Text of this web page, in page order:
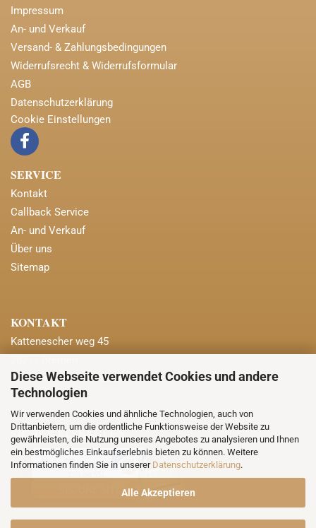
Diese Webseite verwendet Cookies und andere
Technologien
Wir verwenden Cookies und ähnliche Technologien, auch von
Drittanbietern, um die ordentliche Funktionsweise der Website zu
gewährleisten, die Nutzung unseres Angebotes zu analysieren und Ihnen
ein bestmögliches Einkaufserlebnis bieten zu können. Weitere
Informationen finden Sie in unserer Datenschutzerklärung.
Alle Akzeptieren
Impressum
An- und Verkauf
Versand- & Zahlungsbedingungen
Widerrufsrecht & Widerrufsformular
AGB
Datenschutzerklärung
Cookie Einstellungen
SERVICE
Kontakt
Callback Service
An- und Verkauf
Über uns
Sitemap
KONTAKT
Kattenescher weg 45
Mobil: +49 (0) 173 2327937
SICHER EINKAUFEN